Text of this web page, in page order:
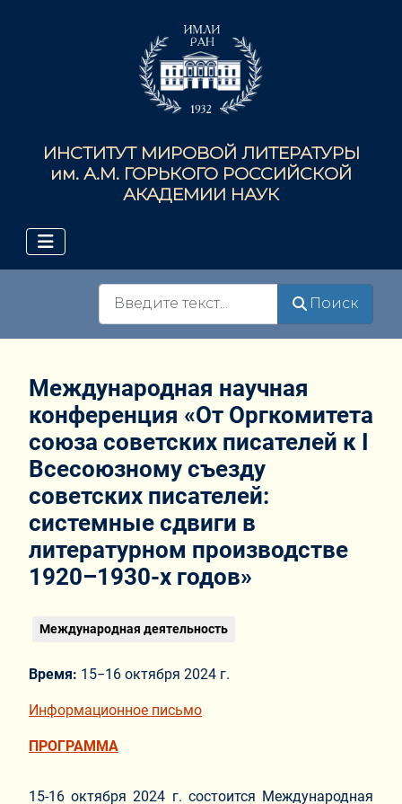
ИНСТИТУТ МИРОВОЙ ЛИТЕРАТУРЫ
им. А.М. ГОРЬКОГО РОССИЙСКОЙ
АКАДЕМИИ НАУК
Поиск
Международная научная
конференция «От Оргкомитета
союза советских писателей к I
Всесоюзному съезду
советских писателей:
системные сдвиги в
литературном производстве
1920–1930-х годов»
Международная деятельность
Время: 15−16 октября 2024 г.
Информационное письмо
ПРОГРАММА
15-16 октября 2024 г. состоится Международная